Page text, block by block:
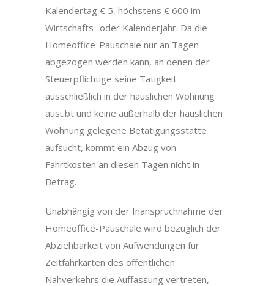
Kalendertag € 5, höchstens € 600 im
Wirtschafts- oder Kalenderjahr. Da die
Homeoffice-Pauschale nur an Tagen
abgezogen werden kann, an denen der
Steuerpflichtige seine Tätigkeit
ausschließlich in der häuslichen Wohnung
ausübt und keine außerhalb der häuslichen
Wohnung gelegene Betätigungsstätte
aufsucht, kommt ein Abzug von
Fahrtkosten an diesen Tagen nicht in
Betrag.
Unabhängig von der Inanspruchnahme der
Homeoffice-Pauschale wird bezüglich der
Abziehbarkeit von Aufwendungen für
Zeitfahrkarten des öffentlichen
Nahverkehrs die Auffassung vertreten,